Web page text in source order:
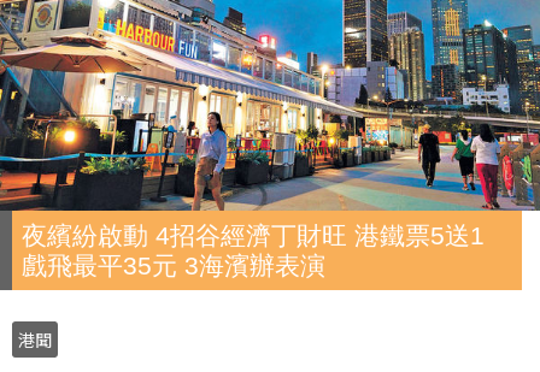
夜繽紛啟動 4招谷經濟丁財旺 港鐵票5送1
戲飛最平35元 3海濱辦表演
港聞